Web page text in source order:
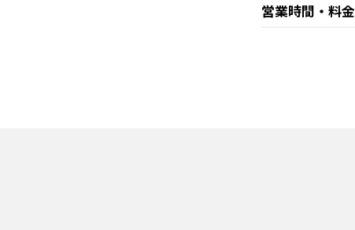
営業時間・料金